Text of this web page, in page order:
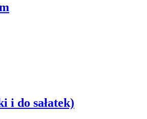
i do sałatek)